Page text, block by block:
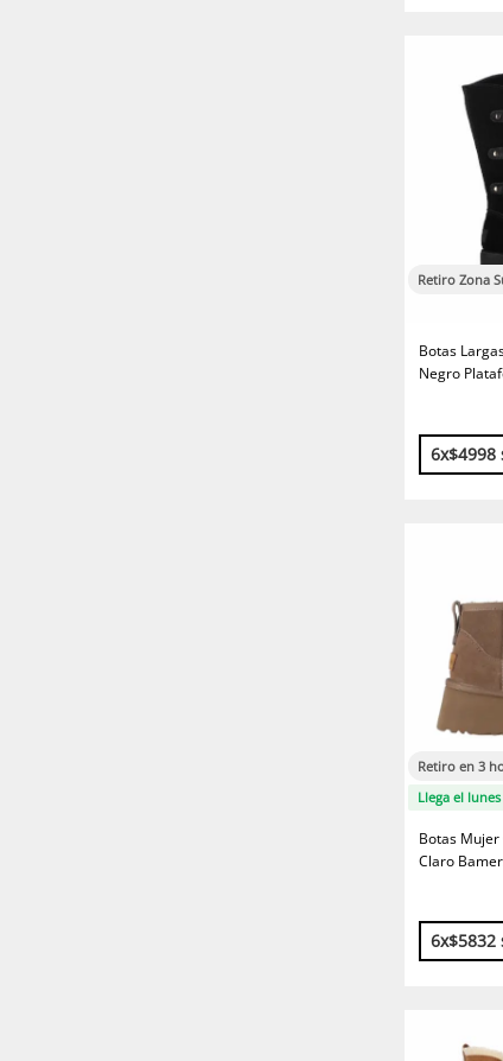
Retiro Zona
Botas
Negro
Retiro en 3
Llega el
Botas Mujer
Claro